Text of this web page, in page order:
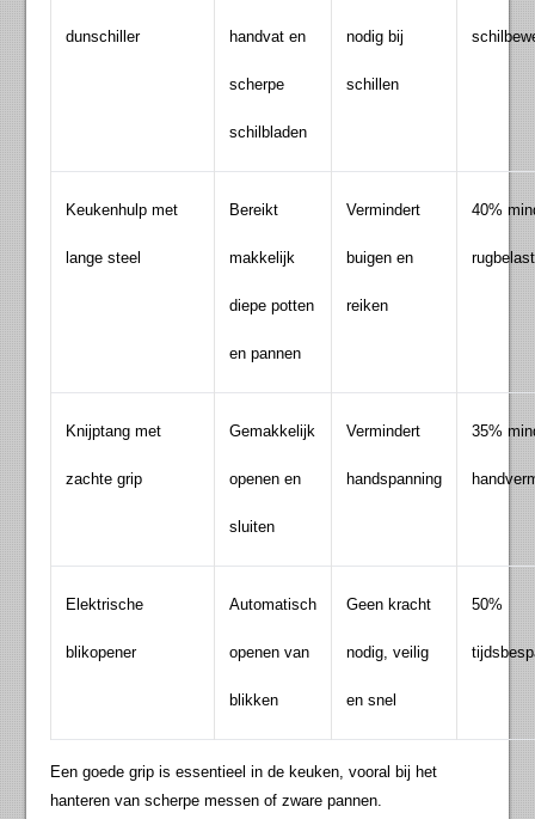
dunschiller handvat en
scherpe
schilbladen
nodig bij
schillen
Keukenhulp met
lange steel
Bereikt
makkelijk
diepe potten
en pannen
Vermindert
buigen en
reiken
40%
Knijptang met
zachte grip
Gemakkelijk
openen en
sluiten
Vermindert
handspanning
35%
Elektrische
blikopener
Automatisch
openen van
blikken
Geen kracht
nodig, veilig
en snel
50%
Een goede grip is essentieel in de keuken, vooral bij het
hanteren van scherpe messen of zware pannen.